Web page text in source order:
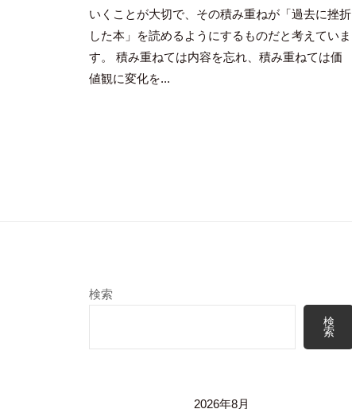
いくことが大切で、その積み重ねが「過去に挫折
した本」を読めるようにするものだと考えていま
す。 積み重ねては内容を忘れ、積み重ねては価
値観に変化を...
検索
検
索
2026年8月